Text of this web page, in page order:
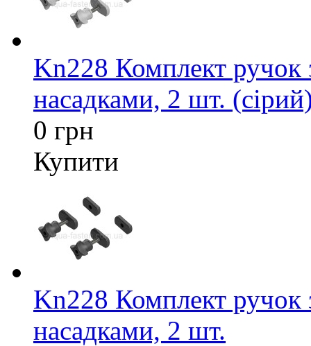
Kn228 Комплект ручок
насадками, 2 шт.
0 грн
Купити
Kn228 Комплект ручок
насадками, 2 шт.